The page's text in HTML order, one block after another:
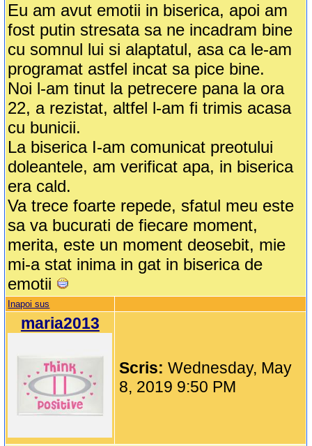
Eu am avut emotii in biserica, apoi am
fost putin stresata sa ne incadram bine
cu somnul lui si alaptatul, asa ca le-am
programat astfel incat sa pice bine.
Noi l-am tinut la petrecere pana la ora
22, a rezistat, altfel l-am fi trimis acasa
cu bunicii.
La biserica I-am comunicat preotului
doleantele, am verificat apa, in biserica
era cald.
Va trece foarte repede, sfatul meu este
sa va bucurati de fiecare moment,
merita, este un moment deosebit, mie
mi-a stat inima in gat in biserica de
emotii
Inapoi sus
maria2013
Scris:Wednesday, May
8, 2019 9:50 PM